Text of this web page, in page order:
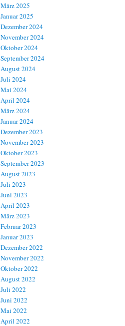
März 2025
Januar 2025
Dezember 2024
November 2024
Oktober 2024
September 2024
August 2024
Juli 2024
Mai 2024
April 2024
März 2024
Januar 2024
Dezember 2023
November 2023
Oktober 2023
September 2023
August 2023
Juli 2023
Juni 2023
April 2023
März 2023
Februar 2023
Januar 2023
Dezember 2022
November 2022
Oktober 2022
August 2022
Juli 2022
Juni 2022
Mai 2022
April 2022